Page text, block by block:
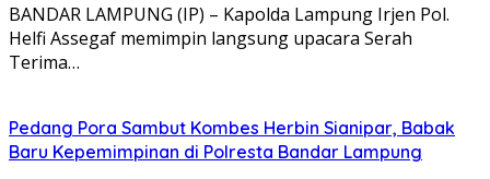
BANDAR LAMPUNG (IP) – Kapolda Lampung Irjen Pol.
Helfi Assegaf memimpin langsung upacara Serah
Terima…
Pedang Pora Sambut Kombes Herbin Sianipar, Babak
Baru Kepemimpinan di Polresta Bandar Lampung